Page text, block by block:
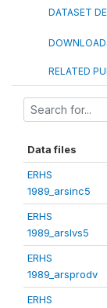
DATASET
RELATED
Data files
ERHS
1989_arsinc5
ERHS
1989_arslvs5
ERHS
1989_arsprodv
ERHS